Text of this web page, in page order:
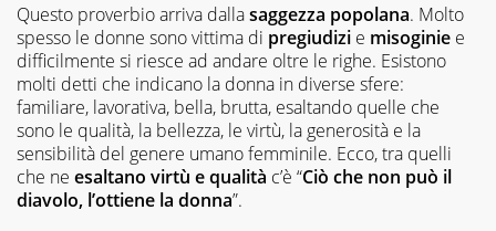
Questo proverbio arriva dallasaggezza popolana. Molto
spesso le donne sono vittima di pregiudizi e misoginie e
difficilmente si riesce ad andare oltre le righe. Esistono
molti detti che indicano la donna in diverse sfere:
familiare, lavorativa, bella, brutta, esaltando quelle che
sono le qualità, la bellezza, le virtù, la generosità e la
sensibilità del genere umano femminile. Ecco, tra quelli
che ne esaltano virtù e qualità c’è “Ciò che non può il
diavolo, l’ottiene la donna”.